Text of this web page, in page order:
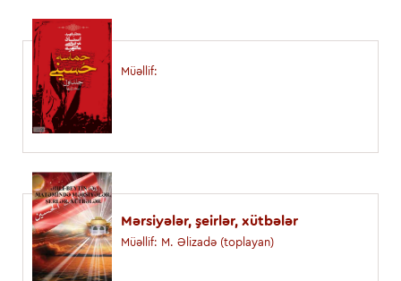
Müəllif:
Mərsiyələr, şeirlər, xütbələr
Müəllif: M. Əlizadə (toplayan)